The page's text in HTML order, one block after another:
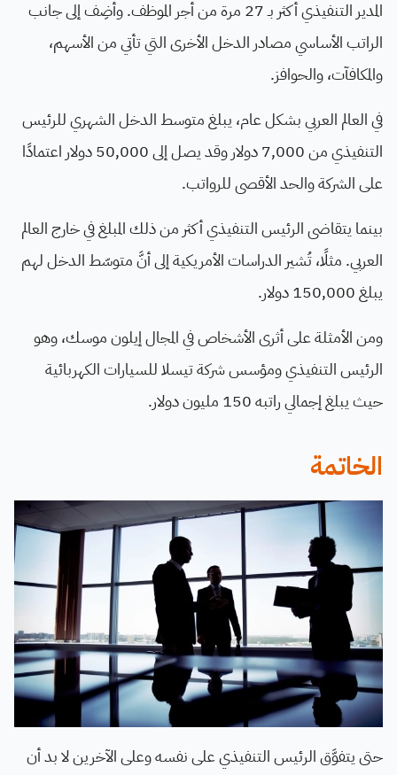
المدير التنفيذي أكثر بـ 27 مرة من أجر الموظف. وأضِف إلى جانب
الراتب الأساسي مصادر الدخل الأخرى التي تأتي من الأسهم،
والمكافآت، والحوافز.
في العالم العربي بشكل عام، يبلغ متوسط الدخل الشهري للرئيس
التنفيذي من 7,000 دولار وقد يصل إلى 50,000 دولار اعتمادًا
على الشركة والحد الأقصى للرواتب.
بينما يتقاضى الرئيس التنفيذي أكثر من ذلك المبلغ في خارج العالم
العربي. مثلًا، تُشير الدراسات الأمريكية إلى أنَّ متوسّط الدخل لهم
يبلغ 150,000 دولار.
ومن الأمثلة على أثرى الأشخاص في المجال إيلون موسك، وهو
الرئيس التنفيذي ومؤسس شركة تيسلا للسيارات الكهربائية
حيث يبلغ إجمالي راتبه 150 مليون دولار.
الخاتمة
حتى يتفوَّق الرئيس التنفيذي على نفسه وعلى الآخرين لا بد أن